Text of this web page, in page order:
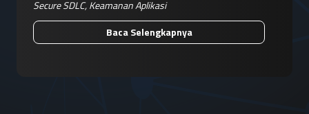
Secure SDLC,Keamanan Aplikasi
Baca Selengkapnya